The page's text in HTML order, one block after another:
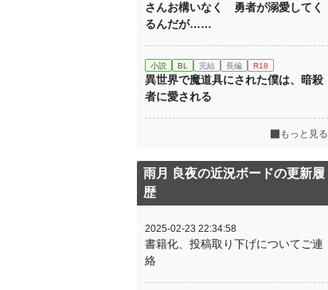
さんお構いなく 勇者が溺愛してく
るんだが……
小説 BL 完結 長編 R18
異世界で魔道具にされた僕は、暗殺
者に愛される
もっと見る
雨月 良夜の近況ボードの更新履
歴
2025-02-23 22:34:58
書籍化、投稿取り下げについてご連
絡